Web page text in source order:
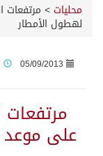
محليات > مرتفعات
لهطول الأمطار
05/09/2013
مرتفعات
على